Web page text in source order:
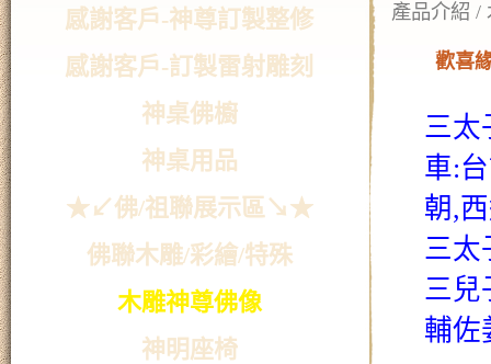
感謝客戶-神尊訂製整修
感謝客戶-訂製雷射雕刻
神桌佛櫥
神桌用品
★↙佛/祖聯展示區↘★
佛聯木雕/彩繪/特殊
木雕神尊佛像
神明座椅
產品介紹 /
歡喜
三太
車:
朝,
三太
三兒
輔佐